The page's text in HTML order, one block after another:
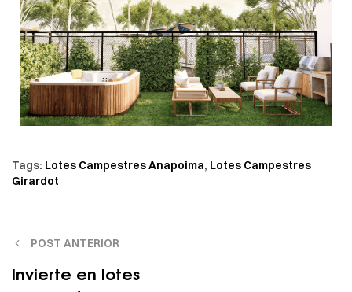
Tags: Lotes Campestres Anapoima, Lotes Campestres
Girardot
POST ANTERIOR
Invierte en lotes